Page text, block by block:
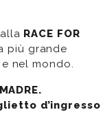
RACE FOR
più grande
nel mondo.
d’ingresso